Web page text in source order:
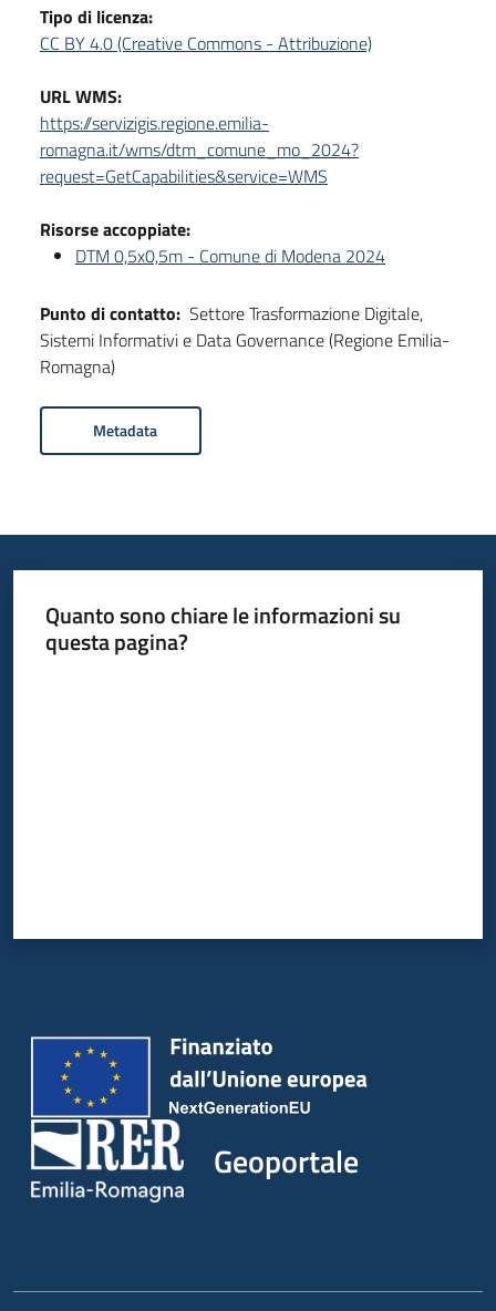
Tipo di licenza:
CC BY 4.0 (Creative Commons - Attribuzione)
URL WMS:
https://servizigis.regione.emilia-
romagna.it/wms/dtm_comune_mo_2024?
request=GetCapabilities&service=WMS
Risorse accoppiate:
DTM 0,5x0,5m - Comune di Modena 2024
Punto di contatto: Settore Trasformazione Digitale,
Sistemi Informativi e Data Governance (Regione Emilia-
Romagna)
Metadata
Quanto sono chiare le informazioni su
questa pagina?
Geoportale